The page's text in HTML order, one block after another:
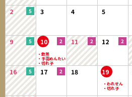
2 3 4 5
9 10 11 12
16 17 18 19